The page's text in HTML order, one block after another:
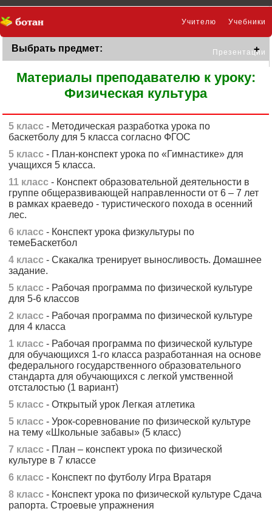
Учебники
Учителю
Презентации
Выбрать предмет:
Материалы преподавателю к уроку:
Физическая культура
5 класс - Методическая разработка урока по
баскетболу для 5 класса согласно ФГОС
5 класс - План-конспект урока по «Гимнастике» для
учащихся 5 класса.
11 класс - Конспект образовательной деятельности в
группе общеразвивающей направленности от 6 – 7 лет
в рамках краеведо - туристического похода в осенний
лес.
6 класс - Конспект урока физкультуры по
темеБаскетбол
4 класс - Скакалка тренирует выносливость. Домашнее
задание.
5 класс - Рабочая программа по физической культуре
для 5-6 классов
2 класс - Рабочая программа по физической культуре
для 4 класса
1 класс - Рабочая программа по физической культуре
для обучающихся 1-го класса разработанная на основе
федерального государственного образовательного
стандарта для обучающихся с легкой умственной
отсталостью (1 вариант)
5 класс - Открытый урок Легкая атлетика
5 класс - Урок-соревнование по физической культуре
на тему «Школьные забавы» (5 класс)
7 класс - План – конспект урока по физической
культуре в 7 классе
6 класс - Конспект по футболу Игра Вратаря
8 класс - Конспект урока по физической культуре Сдача
рапорта. Строевые упражнения